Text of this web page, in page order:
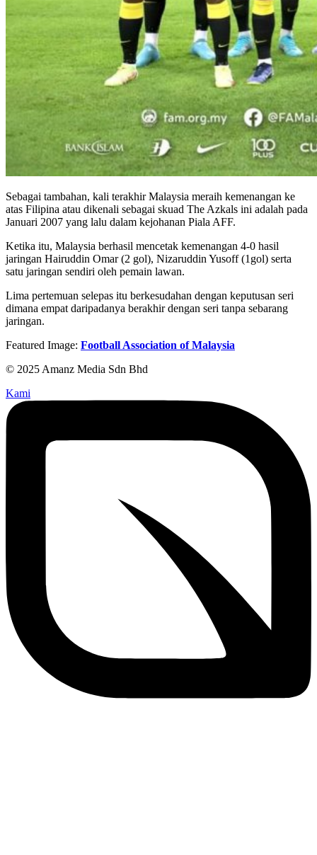
Sebagai tambahan, kali terakhir Malaysia meraih kemenangan ke
atas Filipina atau dikenali sebagai skuad The Azkals ini adalah pada
Januari 2007 yang lalu dalam kejohanan Piala AFF.
Ketika itu, Malaysia berhasil mencetak kemenangan 4-0 hasil
jaringan Hairuddin Omar (2 gol), Nizaruddin Yusoff (1gol) serta
satu jaringan sendiri oleh pemain lawan.
Lima pertemuan selepas itu berkesudahan dengan keputusan seri
dimana empat daripadanya berakhir dengan seri tanpa sebarang
jaringan.
Featured Image: Football Association of Malaysia
© 2025 Amanz Media Sdn Bhd
Kami